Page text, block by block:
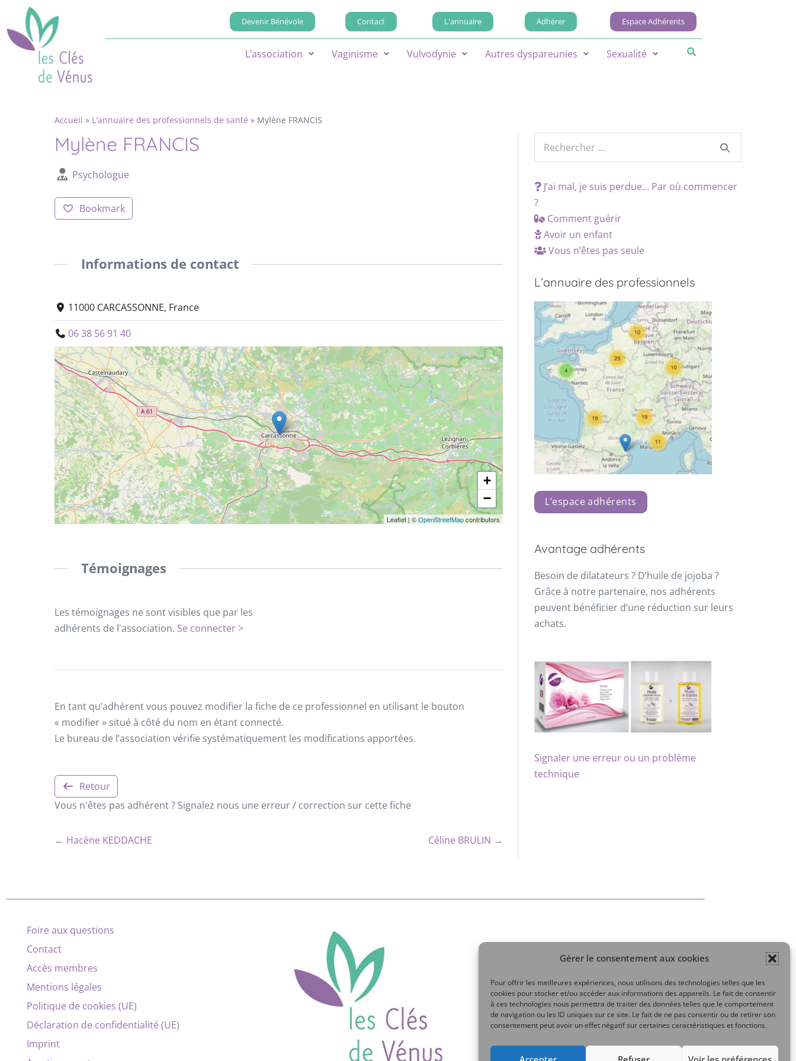
Gérer le consentement aux cookies
Pour offrir les meilleures expériences, nous utilisons des technologies telles que les
cookies pour stocker et/ou accéder aux informations des appareils. Le fait de consentir
à ces technologies nous permettra de traiter des données telles que le comportement
de navigation ou les ID uniques sur ce site. Le fait de ne pas consentir ou de retirer son
consentement peut avoir un effet négatif sur certaines caractéristiques et fonctions.
Devenir Bénévole Contact L'annuaire Adhérer Espace Adhérents
L’association Vaginisme Vulvodynie Autres dyspareunies Sexualité
Accueil » L'annuaire des professionnels de santé » Mylène FRANCIS
Mylène FRANCIS
Psychologue
Bookmark
Informations de contact
11000 CARCASSONNE, France
06 38 56 91 40
+
−
Leaflet |©OpenStreetMapcontributors
Témoignages
Les témoignages ne sont visibles que par les
adhérents de l'association. Se connecter >
En tant qu’adhérent vous pouvez modifier la fiche de ce professionnel en utilisant le bouton
« modifier » situé à côté du nom en étant connecté.
Le bureau de l’association vérifie systématiquement les modifications apportées.
Retour
Vous n'êtes pas adhérent ? Signalez nous une erreur / correction sur cette fiche
← Hacène KEDDACHE Céline BRULIN →
J’ai mal, je suis perdue… Par où commencer
?
Comment guérir
Avoir un enfant
Vous n’êtes pas seule
L’annuaire des professionnels
L’espace adhérents
Avantage adhérents
Besoin de dilatateurs ? D’huile de jojoba ?
Grâce à notre partenaire, nos adhérents
peuvent bénéficier d’une réduction sur leurs
achats.
Signaler une erreur ou un problème
technique
Foire aux questions
Contact
Accès membres
Mentions légales
Politique de cookies (UE)
Déclaration de confidentialité (UE)
Imprint
Mon compte